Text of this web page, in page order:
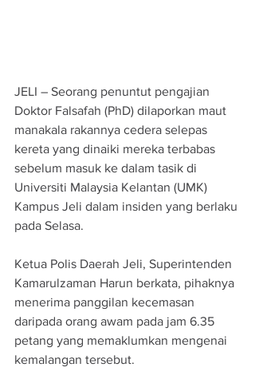
JELI – Seorang penuntut pengajian
Doktor Falsafah (PhD) dilaporkan maut
manakala rakannya cedera selepas
kereta yang dinaiki mereka terbabas
sebelum masuk ke dalam tasik di
Universiti Malaysia Kelantan (UMK)
Kampus Jeli dalam insiden yang berlaku
pada Selasa.
Ketua Polis Daerah Jeli, Superintenden
Kamarulzaman Harun berkata, pihaknya
menerima panggilan kecemasan
daripada orang awam pada jam 6.35
petang yang memaklumkan mengenai
kemalangan tersebut.